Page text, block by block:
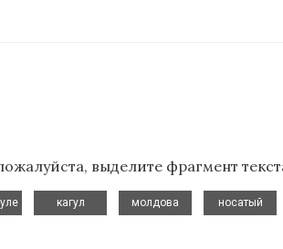
выделите фрагмент
кагул
молдова
носатый